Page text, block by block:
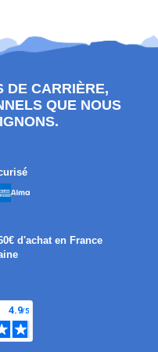
DE CARRIÈRE,
QUE NOUS
d'achat en France